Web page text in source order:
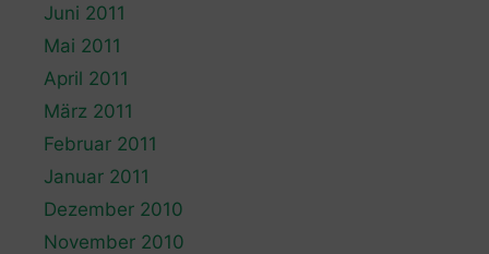
Juni 2011
Mai 2011
April 2011
März 2011
Februar 2011
Januar 2011
Dezember 2010
November 2010